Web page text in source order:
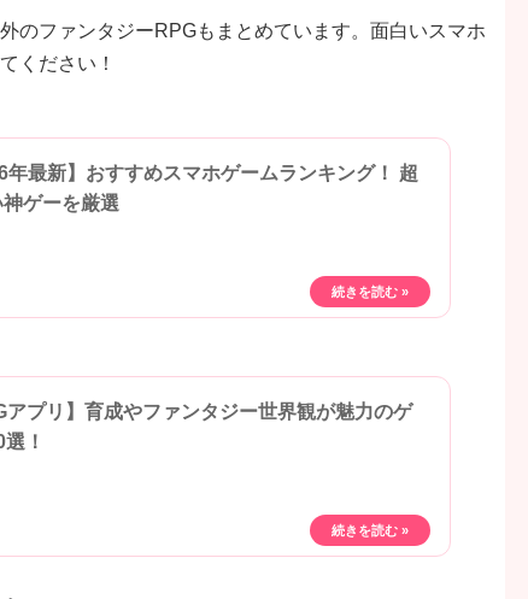
のファンタジーRPGもまとめています。面白いスマホ
ください！
年最新】おすすめスマホゲームランキング！ 超
ゲーを厳選
アプリ】育成やファンタジー世界観が魅力のゲ
！